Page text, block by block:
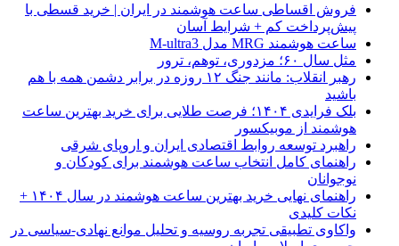
فروش اقساطی ساعت هوشمند در ایران | خرید قسطی با
پیش‌پرداخت کم + شرایط آسان
ساعت هوشمند MRG مدل M-ultra3
مثل سال ۶۰؛ مزدوری، توهم، ترور
رهبر انقلاب: مانند جنگ ۱۲ روزه در برابر دشمن همه با هم
باشید
بلک فرایدی ۱۴۰۴؛ فرصت طلایی برای خرید بهترین ساعت
هوشمند از موبیکسور
راهبرد توسعه روابط اقتصادی ایران و اروپای شرقی
راهنمای کامل انتخاب ساعت هوشمند برای کودکان و
نوجوانان
راهنمای نهایی خرید بهترین ساعت هوشمند در سال ۱۴۰۴ +
نکات کلیدی
واکاوی تطبیقی تجربه روسیه و تحلیل موانع نهادی-سیاسی در